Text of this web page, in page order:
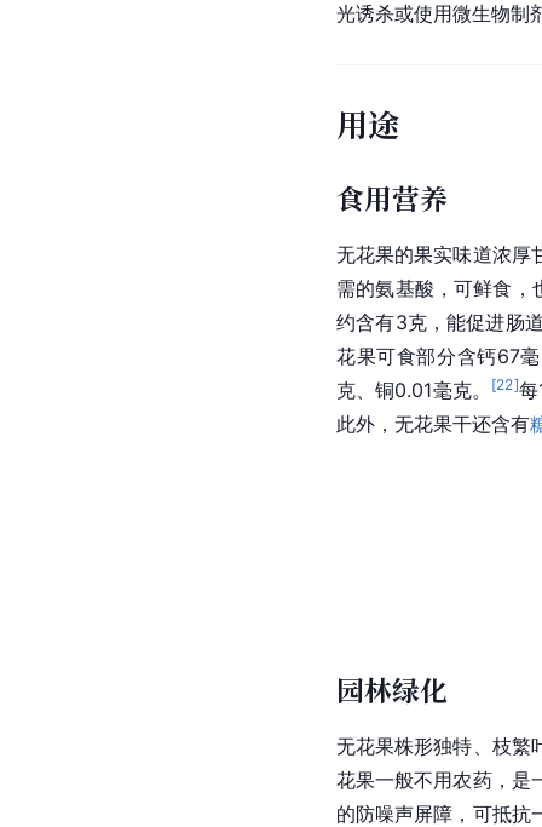
光诱杀或使用微生物制
用途
食用营养
无花果的果实味道浓厚
需的氨基酸，可鲜食，
约含有3克，能促进肠
花果可食部分含钙67
克、铜0.01毫克。
[22]
此外，无花果干还含有
园林绿化
无花果株形独特、枝繁
花果一般不用农药，是
的防噪声屏障，可抵抗